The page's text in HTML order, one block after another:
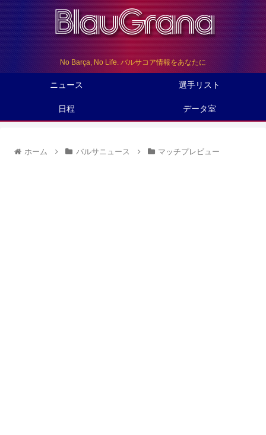
No Barça, No Life. バルサコア情報をあなたに
ニュース 選手リスト
日程 データ室
ホーム バルサニュース マッチプレビュー